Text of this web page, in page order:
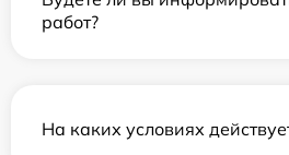
работ?
На каких условиях